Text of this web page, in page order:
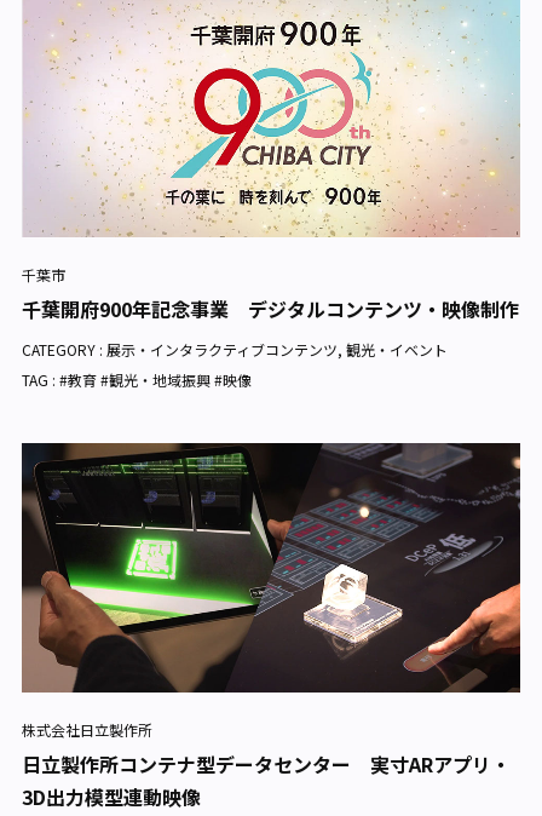
千葉市
千葉開府900年記念事業 デジタルコンテンツ・映像制作
CATEGORY : 展示・インタラクティブコンテンツ, 観光・イベント
TAG : #教育 #観光・地域振興 #映像
株式会社日立製作所
日立製作所コンテナ型データセンター 実寸ARアプリ・
3D出力模型連動映像